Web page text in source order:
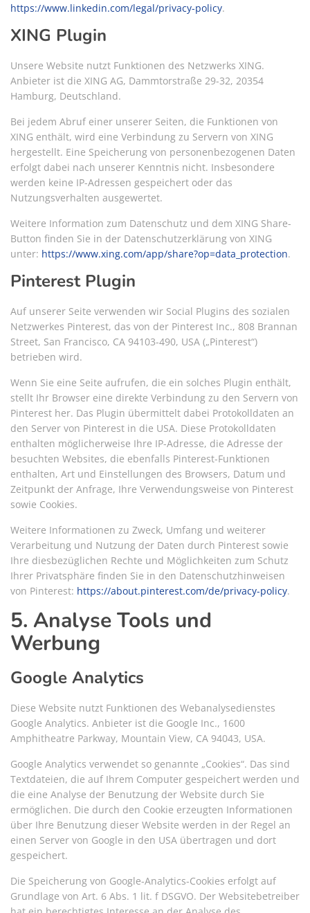
https://www.linkedin.com/legal/privacy-policy.
XING Plugin
Unsere Website nutzt Funktionen des Netzwerks XING.
Anbieter ist die XING AG, Dammtorstraße 29-32, 20354
Hamburg, Deutschland.
Bei jedem Abruf einer unserer Seiten, die Funktionen von
XING enthält, wird eine Verbindung zu Servern von XING
hergestellt. Eine Speicherung von personenbezogenen Daten
erfolgt dabei nach unserer Kenntnis nicht. Insbesondere
werden keine IP-Adressen gespeichert oder das
Nutzungsverhalten ausgewertet.
Weitere Information zum Datenschutz und dem XING Share-
Button finden Sie in der Datenschutzerklärung von XING
unter: https://www.xing.com/app/share?op=data_protection.
Pinterest Plugin
Auf unserer Seite verwenden wir Social Plugins des sozialen
Netzwerkes Pinterest, das von der Pinterest Inc., 808 Brannan
Street, San Francisco, CA 94103-490, USA („Pinterest“)
betrieben wird.
Wenn Sie eine Seite aufrufen, die ein solches Plugin enthält,
stellt Ihr Browser eine direkte Verbindung zu den Servern von
Pinterest her. Das Plugin übermittelt dabei Protokolldaten an
den Server von Pinterest in die USA. Diese Protokolldaten
enthalten möglicherweise Ihre IP-Adresse, die Adresse der
besuchten Websites, die ebenfalls Pinterest-Funktionen
enthalten, Art und Einstellungen des Browsers, Datum und
Zeitpunkt der Anfrage, Ihre Verwendungsweise von Pinterest
sowie Cookies.
Weitere Informationen zu Zweck, Umfang und weiterer
Verarbeitung und Nutzung der Daten durch Pinterest sowie
Ihre diesbezüglichen Rechte und Möglichkeiten zum Schutz
Ihrer Privatsphäre finden Sie in den Datenschutzhinweisen
von Pinterest: https://about.pinterest.com/de/privacy-policy.
5. Analyse Tools und
Werbung
Google Analytics
Diese Website nutzt Funktionen des Webanalysedienstes
Google Analytics. Anbieter ist die Google Inc., 1600
Amphitheatre Parkway, Mountain View, CA 94043, USA.
Google Analytics verwendet so genannte „Cookies“. Das sind
Textdateien, die auf Ihrem Computer gespeichert werden und
die eine Analyse der Benutzung der Website durch Sie
ermöglichen. Die durch den Cookie erzeugten Informationen
über Ihre Benutzung dieser Website werden in der Regel an
einen Server von Google in den USA übertragen und dort
gespeichert.
Die Speicherung von Google-Analytics-Cookies erfolgt auf
Grundlage von Art. 6 Abs. 1 lit. f DSGVO. Der Websitebetreiber